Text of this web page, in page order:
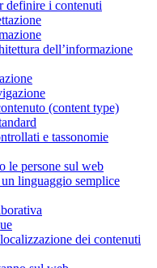
definire i contenuti
dell’informazione
(content type)
e tassonomie
le persone sul web
linguaggio semplice
dei contenuti